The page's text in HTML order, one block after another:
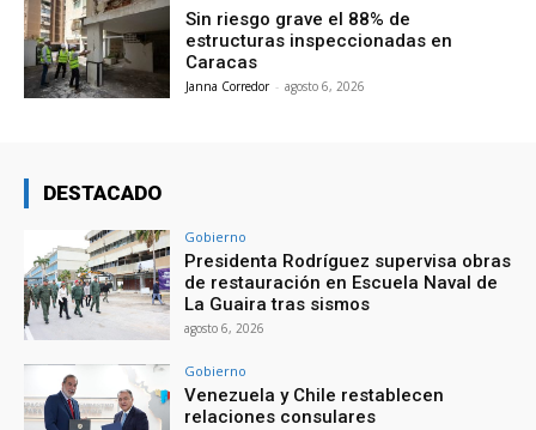
Sin riesgo grave el 88% de
estructuras inspeccionadas en
Caracas
Janna Corredor - agosto 6, 2026
DESTACADO
Gobierno
Presidenta Rodríguez supervisa obras
de restauración en Escuela Naval de
La Guaira tras sismos
agosto 6, 2026
Gobierno
Venezuela y Chile restablecen
relaciones consulares